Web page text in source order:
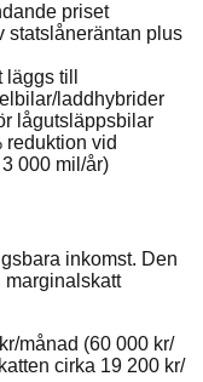
priset
statslåneräntan plus
till
laddhybrider
lågutsläppsbilar
reduktion vid
000 mil/år)
inkomst. Den
marginalskatt
månad (60 000 kr/
cirka 19 200 kr/